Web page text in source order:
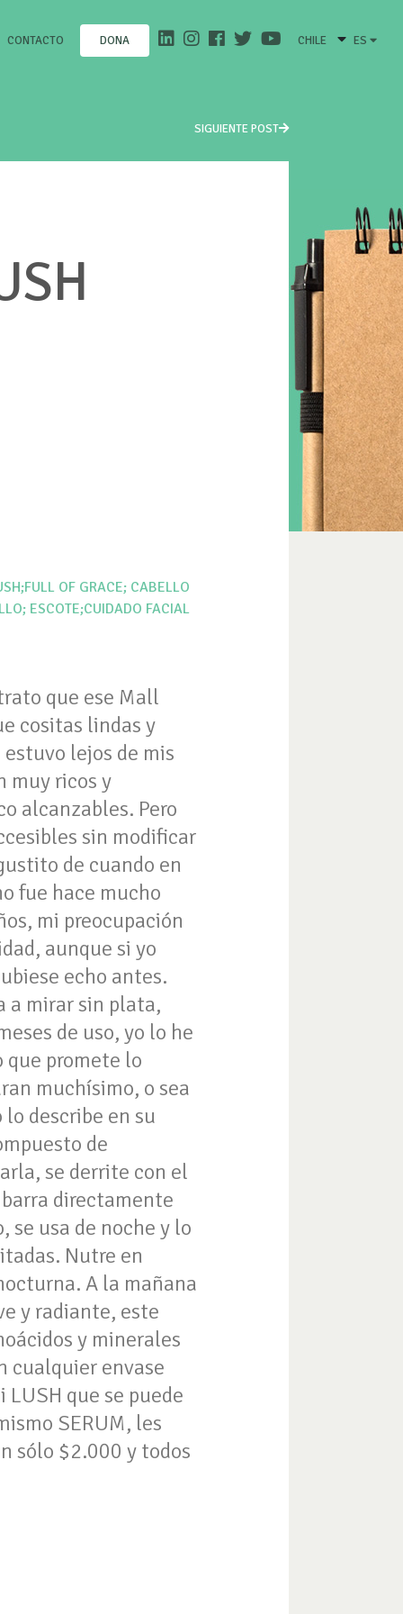
CONTACTO DONA CHILE ES
SIGUIENTE POST
OF GRACE; CABELLO
ESCOTE;CUIDADO FACIAL
que ese Mall
cositas lindas y
lejos de mis
muy ricos y
alcanzables. Pero
sin modificar
de cuando en
fue hace mucho
mi preocupación
aunque si yo
echo antes.
a mirar sin plata,
de uso, yo lo he
que promete lo
muchísimo, o sea
describe en su
de
se derrite con el
directamente
se usa de noche y lo
Nutre en
A la mañana
y radiante, este
y minerales
cualquier envase
que se puede
SERUM, les
sólo $2.000 y todos